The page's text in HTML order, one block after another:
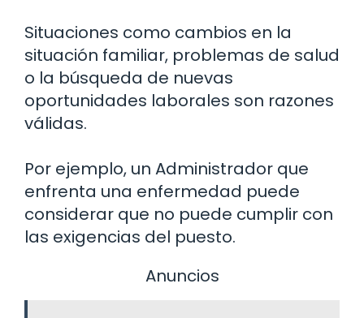
Situaciones como cambios en la
situación familiar, problemas de salud
o la búsqueda de nuevas
oportunidades laborales son razones
válidas.
Por ejemplo, un Administrador que
enfrenta una enfermedad puede
considerar que no puede cumplir con
las exigencias del puesto.
Anuncios